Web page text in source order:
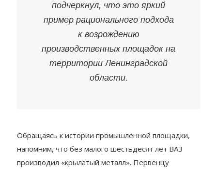
подчеркнул, что это яркий
пример рационального подхода
к возрождению
производственных площадок на
территории Ленинградской
области.
Обращаясь к истории промышленной площадки,
напомним, что без малого шестьдесят лет ВАЗ
производил «крылатый металл». Первенцу